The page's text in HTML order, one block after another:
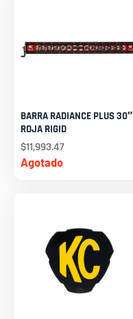
Agotado
BARRA RADIANCE PLUS 30″
ROJA RIGID
$11,993.47